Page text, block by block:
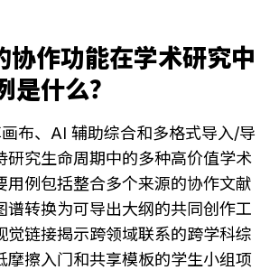
作功能在学术研究中
是什么？
布、AI 辅助综合和多格式导入/导
研究生命周期中的多种高价值学术
用例包括整合多个来源的协作文献
谱转换为可导出大纲的共同创作工
觉链接揭示跨领域联系的跨学科综
摩擦入门和共享模板的学生小组项